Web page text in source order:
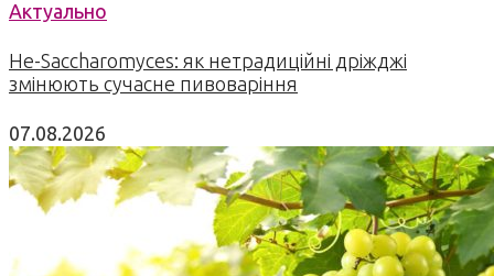
Актуально
Не-Saccharomyces: як нетрадиційні дріжджі
змінюють сучасне пивоваріння
07.08.2026